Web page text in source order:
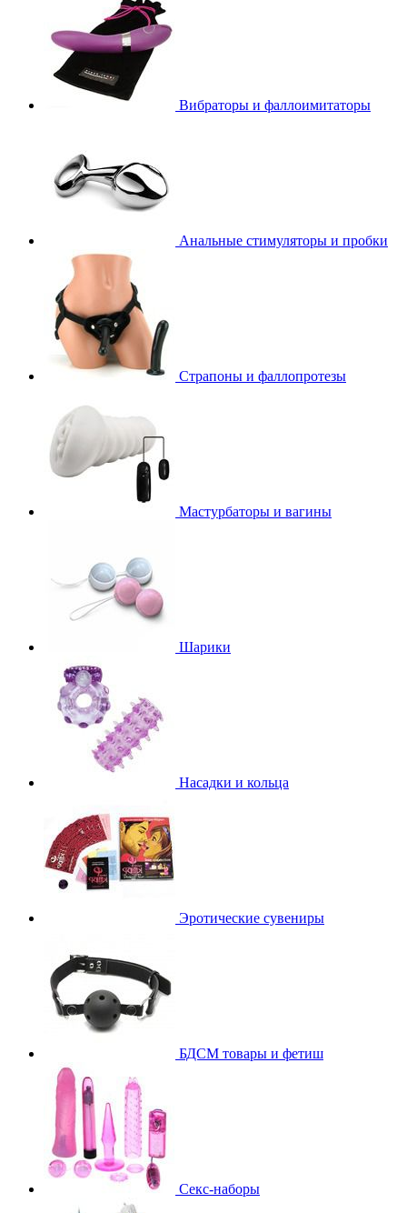
Вибраторы и фаллоимитаторы
Анальные стимуляторы и пробки
Страпоны и фаллопротезы
Мастурбаторы и вагины
Шарики
Насадки и кольца
Эротические сувениры
БДСМ товары и фетиш
Секс-наборы